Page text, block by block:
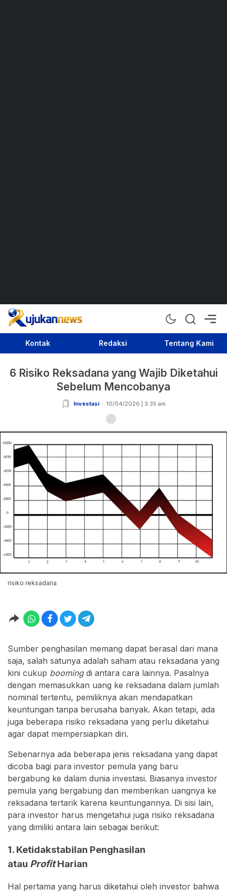
Rujukan News
Satu Rujukan Sejuta Informasi
Kontak Redaksi Tentang Kami
6 Risiko Reksadana yang Wajib Diketahui
Sebelum Mencobanya
Investasi 10/04/2026 | 3:35 am
risiko reksadana
Sumber penghasilan memang dapat berasal dari mana
saja, salah satunya adalah saham atau reksadana yang
kini cukup booming di antara cara lainnya. Pasalnya
dengan memasukkan uang ke reksadana dalam jumlah
nominal tertentu, pemiliknya akan mendapatkan
keuntungan tanpa berusaha banyak. Akan tetapi, ada
juga beberapa risiko reksadana yang perlu diketahui
agar dapat mempersiapkan diri.
Sebenarnya ada beberapa jenis reksadana yang dapat
dicoba bagi para investor pemula yang baru
bergabung ke dalam dunia investasi. Biasanya investor
pemula yang bergabung dan memberikan uangnya ke
reksadana tertarik karena keuntungannya. Di sisi lain,
para investor harus mengetahui juga risiko reksadana
yang dimiliki antara lain sebagai berikut:
1. Ketidakstabilan Penghasilan
atau ProfitHarian
Hal pertama yang harus diketahui oleh investor bahwa